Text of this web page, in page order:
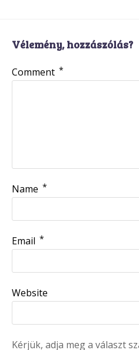
Vélemény, hozzászólás?
Comment *
Name *
Email *
Website
Kérjük, adja meg a választ